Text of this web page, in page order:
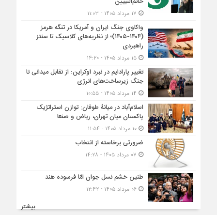
واکاوی جنگ ایران و آمریکا در تنگه هرمز
(۱۴۰۴-۱۴۰۵)؛ از نظریه‌های کلاسیک تا سنتز
راهبردی
۱۵ مرداد ۱۴۰۵ - ۱۴:۲۰
تغییر پارادایم در نبرد اوکراین: از تقابل میدانی تا
جنگ زیرساخت‌های انرژی
اسلام‌آباد در میانۀ طوفان: توازن استراتژیک
پاکستان میان تهران، ریاض و صنعا
۱۰ مرداد ۱۴۰۵ - ۱۱:۵۴
ضرورتی برخاسته از انتخاب
طنین خشم نسل جوان امّا فرسوده هند
۰۶ مرداد ۱۴۰۵ - ۱۲:۴۲
بیشتر